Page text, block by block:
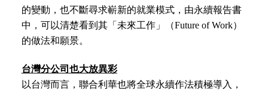
的變動，也不斷尋求嶄新的就業模式，由永續報告書
中，可以清楚看到其「未來工作」（Future of Work）
的做法和願景。
台灣分公司也大放異彩
以台灣而言，聯合利華也將全球永續作法積極導入，